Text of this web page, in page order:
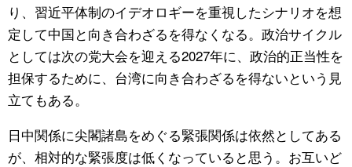
り、習近平体制のイデオロギーを重視したシナリオを想
定して中国と向き合わざるを得なくなる。政治サイクル
としては次の党大会を迎える2027年に、政治的正当性を
担保するために、台湾に向き合わざるを得ないという見
立てもある。
日中関係に尖閣諸島をめぐる緊張関係は依然としてある
が、相対的な緊張度は低くなっていると思う。お互いど